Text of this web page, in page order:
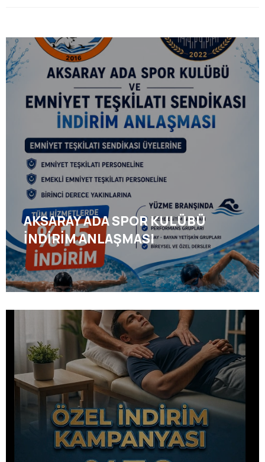
AKSARAY ADA SPOR KULÜBÜ
İNDİRİM ANLAŞMASI